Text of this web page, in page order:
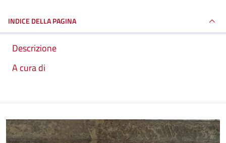
INDICE DELLA PAGINA
Descrizione
A cura di